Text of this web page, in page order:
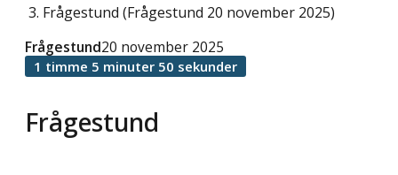
Frågestund (Frågestund 20 november 2025)
Frågestund
Frågestund20 november 2025
1 timme 5 minuter 50 sekunder